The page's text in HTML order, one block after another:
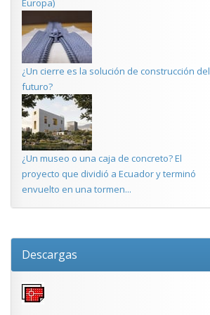
Europa)
¿Un cierre es la solución de construcción del
futuro?
¿Un museo o una caja de concreto? El
proyecto que dividió a Ecuador y terminó
envuelto en una tormen...
Descargas